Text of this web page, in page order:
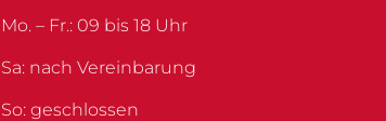
Mo. – Fr.: 09 bis 18 Uhr
Sa: nach Vereinbarung
So: geschlossen